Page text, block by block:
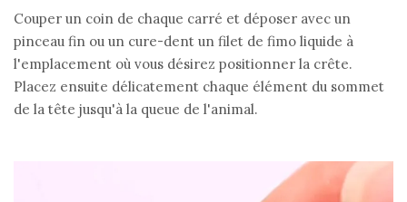
Couper un coin de chaque carré et déposer avec un
pinceau fin ou un cure-dent un filet de fimo liquide à
l'emplacement où vous désirez positionner la crête.
Placez ensuite délicatement chaque élément du sommet
de la tête jusqu'à la queue de l'animal.